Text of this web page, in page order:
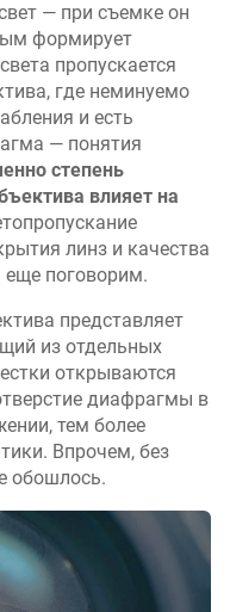
— при съемке он
формирует
пропускается
где неминуемо
и есть
— понятия
степень
влияет на
линз и качества
еще поговорим.
представляет
из отдельных
открываются
диафрагмы в
тем более
Впрочем, без
обошлось.